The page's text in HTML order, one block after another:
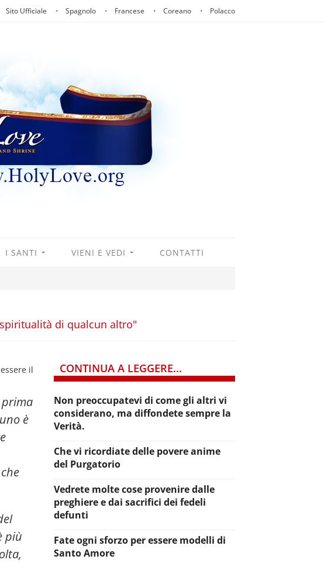
Sito Ufficiale Spagnolo Francese Coreano Polacco
I SANTI VIENI E VEDI CONTATTI
di qualcun altro"
il
prima
è
più
CONTINUA A LEGGERE...
Non preoccupatevi di come gli altri vi
considerano, ma diffondete sempre la
Verità.
Che vi ricordiate delle povere anime
del Purgatorio
Vedrete molte cose provenire dalle
preghiere e dai sacrifici dei fedeli
defunti
Fate ogni sforzo per essere modelli di
Santo Amore